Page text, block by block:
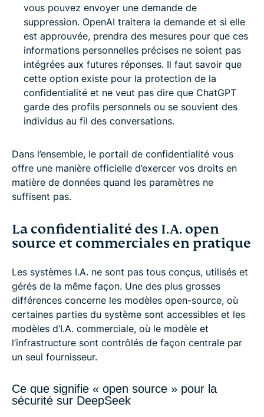
vous pouvez envoyer une demande de
suppression. OpenAI traitera la demande et si elle
est approuvée, prendra des mesures pour que ces
informations personnelles précises ne soient pas
intégrées aux futures réponses. Il faut savoir que
cette option existe pour la protection de la
confidentialité et ne veut pas dire que ChatGPT
garde des profils personnels ou se souvient des
individus au fil des conversations.
Dans l’ensemble, le portail de confidentialité vous
offre une manière officielle d’exercer vos droits en
matière de données quand les paramètres ne
suffisent pas.
La confidentialité des I.A. open
source et commerciales en pratique
Les systèmes I.A. ne sont pas tous conçus, utilisés et
gérés de la même façon. Une des plus grosses
différences concerne les modèles open-source, où
certaines parties du système sont accessibles et les
modèles d’I.A. commerciale, où le modèle et
l’infrastructure sont contrôlés de façon centrale par
un seul fournisseur.
Ce que signifie « open source » pour la
sécurité sur DeepSeek